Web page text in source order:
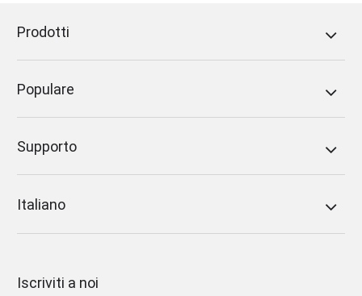
Prodotti
Populare
Supporto
Italiano
Iscriviti a noi